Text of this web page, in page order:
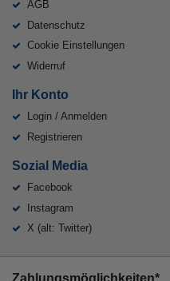
AGB
Datenschutz
Cookie Einstellungen
Widerruf
Ihr Konto
Login / Anmelden
Registrieren
Sozial Media
Facebook
Instagram
X (alt: Twitter)
Zahlungsmöglichkeiten*